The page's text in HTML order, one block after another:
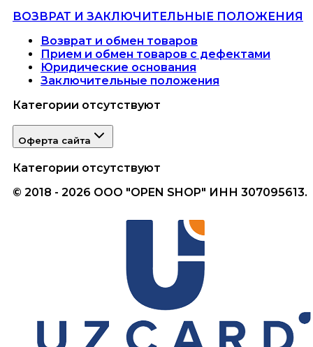
ВОЗВРАТ И ЗАКЛЮЧИТЕЛЬНЫЕ ПОЛОЖЕНИЯ
Возврат и обмен товаров
Прием и обмен товаров с дефектами
Юридические основания
Заключительные положения
Категории отсутствуют
Оферта сайта
Категории отсутствуют
© 2018 - 2026 ООО "OPEN SHOP" ИНН 307095613.